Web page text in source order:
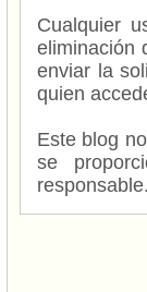
Cualquier
eliminación
enviar la
quien
Este blog
se